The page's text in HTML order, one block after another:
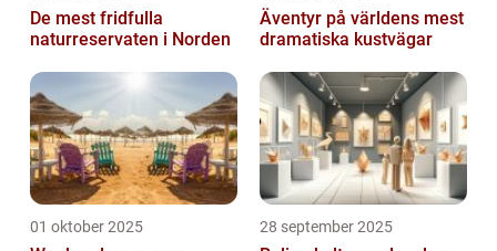
De mest fridfulla
naturreservaten i Norden
Äventyr på världens mest
dramatiska kustvägar
01 oktober 2025 28 september 2025